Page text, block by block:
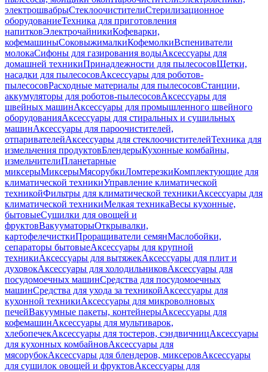
электрошвабрыСтеклоочистителиСтерилизационное
оборудованиеТехника для приготовления
напитковЭлектрочайникиКофеварки,
кофемашиныСоковыжималкиКофемолкиВспениватели
молокаСифоны для газирования водыАксессуары для
домашней техникиПринадлежности для пылесосовЩетки,
насадки для пылесосовАксессуары для роботов-
пылесосовРасходные материалы для пылесосовСтанции,
аккумуляторы для роботов-пылесосовАксессуары для
швейных машинАксессуары для промышленного швейного
оборудованияАксессуары для стиральных и сушильных
машинАксессуары для пароочистителей,
отпаривателейАксессуары для стеклоочистителейТехника для
измельчения продуктовБлендерыКухонные комбайны,
измельчителиПланетарные
миксерыМиксерыМясорубкиЛомтерезкиКомплектующие для
климатической техникиУправление климатической
техникойФильтры для климатической техникиАксессуары для
климатической техникиМелкая техникаВесы кухонные,
бытовыеСушилки для овощей и
фруктовВакууматорыОткрывалки,
картофелечисткиПроращиватели семянМаслобойки,
сепараторы бытовыеАксессуары для крупной
техникиАксессуары для вытяжекАксессуары для плит и
духовокАксессуары для холодильниковАксессуары для
посудомоечных машинСредства для посудомоечных
машинСредства для ухода за техникойАксессуары для
кухонной техникиАксессуары для микроволновых
печейВакуумные пакеты, контейнерыАксессуары для
кофемашинАксессуары для мультиварок,
хлебопечекАксессуары для тостеров, сэндвичницАксессуары
для кухонных комбайновАксессуары для
мясорубокАксессуары для блендеров, миксеровАксессуары
для сушилок овощей и фруктовАксессуары для